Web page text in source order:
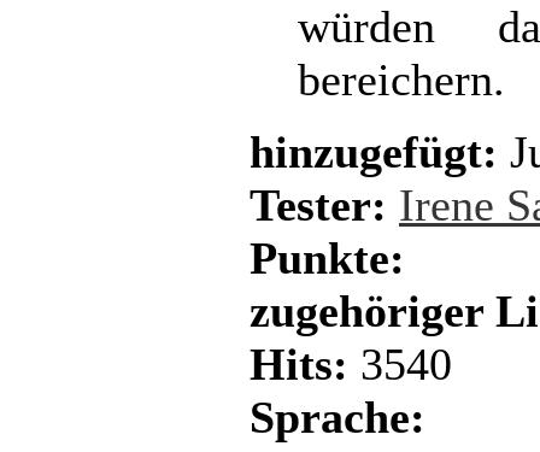
würden
bereichern.
hinzugefügt:
Tester: Irene
Punkte:
zugehöriger
Hits: 3540
Sprache: